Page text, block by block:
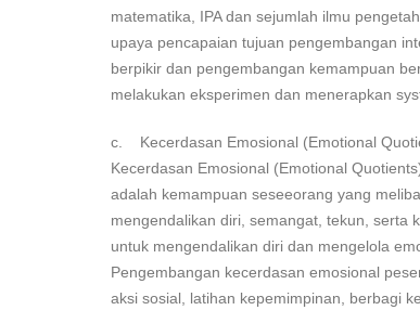
matematika, IPA dan sejumlah ilmu
upaya pencapaian tujuan pengembangan
berpikir dan pengembangan kemampuan
melakukan eksperimen dan menerapkan
c. Kecerdasan Emosional (Emotional
Kecerdasan Emosional (Emotional
adalah kemampuan seseeorang yang
mengendalikan diri, semangat, tekun, serta
untuk mengendalikan diri dan mengelola
Pengembangan kecerdasan emosional
aksi sosial, latihan kepemimpinan, berbagi